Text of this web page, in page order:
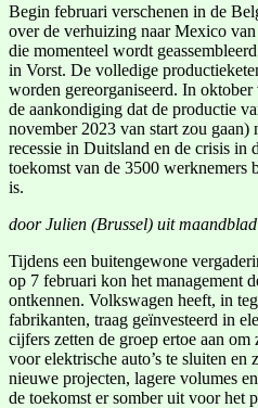
Begin februari verschenen in de
over de verhuizing naar Mexico
die momenteel wordt
in Vorst. De volledige
worden gereorganiseerd. In
de aankondiging dat de productie
november 2023 van start zou
recessie in Duitsland en de crisis in
toekomst van de 3500 werknemers
is.
door Julien (Brussel) uit
Tijdens een buitengewone
op 7 februari kon het management
ontkennen. Volkswagen heeft, in
fabrikanten, traag geïnvesteerd in
cijfers zetten de groep ertoe aan
voor elektrische auto’s te sluiten
nieuwe projecten, lagere volumes
de toekomst er somber uit voor het